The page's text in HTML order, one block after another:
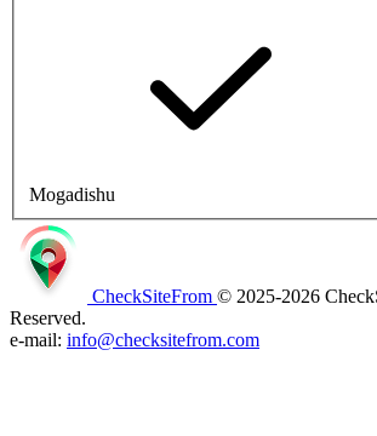
Mogadishu
CheckSiteFrom © 2025-2026
Reserved.
e-mail: info@checksitefrom.com